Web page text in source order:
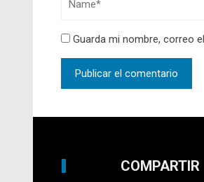
Guarda mi nombre, correo
COMPARTIR